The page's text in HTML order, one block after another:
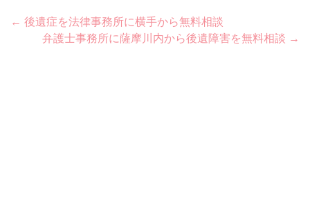
Post
navigation
← 後遺症を法律事務所に横手から無料相談
弁護士事務所に薩摩川内から後遺障害を無料相談 →